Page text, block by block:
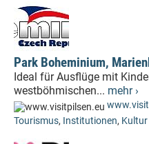
Park Boheminium,
Ideal für Ausflüge mit
westböhmischen... mehr ›
Tourismus, Institutionen, Kultur